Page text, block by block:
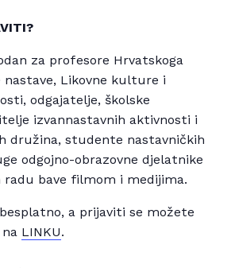
za profesore Hrvatskoga
nastave, Likovne kulture i
odgajatelje, školske
izvannastavnih aktivnosti i
družina, studente nastavničkih
odgojno-obrazovne djelatnike
radu bave filmom i medijima.
a prijaviti se možete
LINKU.